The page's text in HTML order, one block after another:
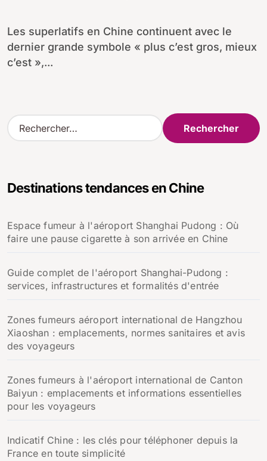
Les superlatifs en Chine continuent avec le
dernier grande symbole « plus c’est gros, mieux
c’est »,...
R
e
r
e
r
Destinations tendances en Chine
Espace fumeur à l'aéroport Shanghai Pudong : Où
faire une pause cigarette à son arrivée en Chine
Guide complet de l'aéroport Shanghai-Pudong :
services, infrastructures et formalités d'entrée
Zones fumeurs aéroport international de Hangzhou
Xiaoshan : emplacements, normes sanitaires et avis
des voyageurs
Zones fumeurs à l'aéroport international de Canton
Baiyun : emplacements et informations essentielles
pour les voyageurs
Indicatif Chine : les clés pour téléphoner depuis la
France en toute simplicité